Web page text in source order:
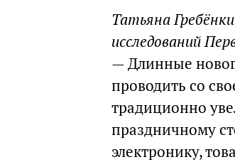
Татьяна
исследований
— Длинные
проводить со
традиционно
праздничному
электронику,